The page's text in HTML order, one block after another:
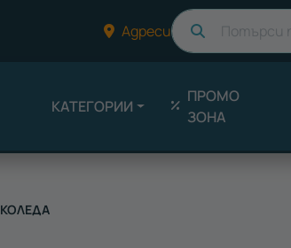
Адреси Търси
КАТЕГОРИИ
ПРОМО
ЗОНА
КОЛЕДА